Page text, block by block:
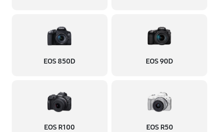
EOS 850D EOS 90D
EOS R100 EOS R50